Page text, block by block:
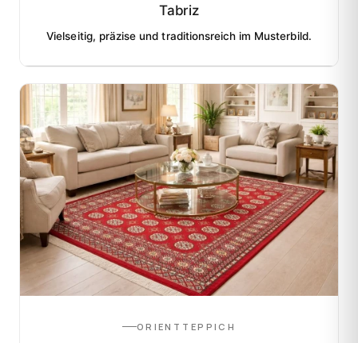
Tabriz
Vielseitig, präzise und traditionsreich im Musterbild.
ORIENTTEPPICH